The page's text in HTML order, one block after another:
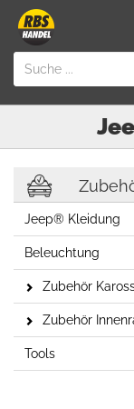
Jeep® Kleidung
Beleuchtung
Zubehör
Zubehör
Tools